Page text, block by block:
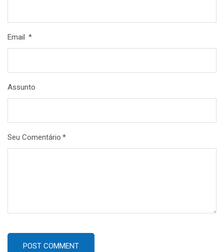
Email *
Assunto
Seu Comentário *
POST COMMENT